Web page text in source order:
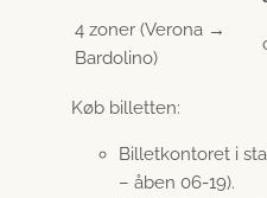
4 zoner (Verona →
Bardolino)
Køb billetten:
Billetkontoret i
– åben 06-19).